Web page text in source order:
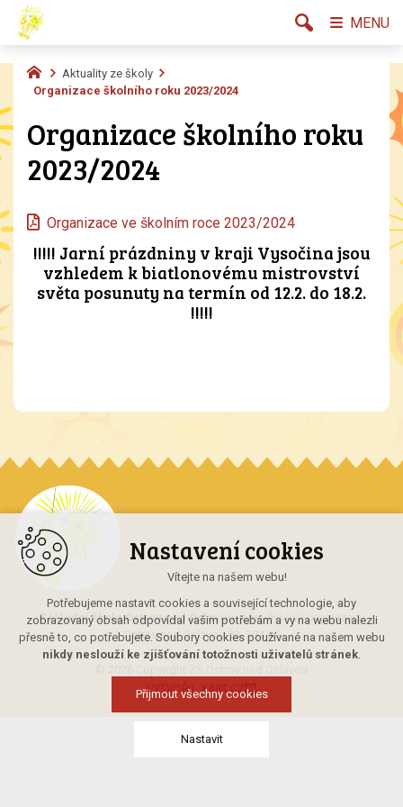
Aktuality ze školy
Organizace školního roku 2023/2024
Organizace školního roku
2023/2024
Organizace ve školním roce 2023/2024
!!!!! Jarní prázdniny v kraji Vysočina jsou
vzhledem k biatlonovému mistrovství
světa posunuty na termín od 12.2. do 18.2.
!!!!!
Základní škola Ostrov nad Oslavou, příspěvková organizace
Ostrov nad Oslavou 93, 594 45
VYTVOŘIL XART.CZ
MENU
Nastavení cookies
Vítejte na našem webu!
Potřebujeme nastavit cookies a související technologie, aby
zobrazovaný obsah odpovídal vašim potřebám a vy na webu nalezli
přesně to, co potřebujete. Soubory cookies používané na našem webu
nikdy neslouží ke zjišťování totožnosti uživatelů stránek.
Přijmout všechny cookies
Nastavit